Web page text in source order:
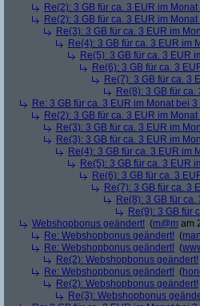
Re(2): 3 GB für ca. 3 EUR im Monat
Re(2): 3 GB für ca. 3 EUR im Monat
Re(3): 3 GB für ca. 3 EUR im
Re(4): 3 GB für ca. 3 EUR im
Re(5): 3 GB für ca. 3 EUR
Re(6): 3 GB für ca. 3
Re(7): 3 GB für ca. 3
Re(8): 3 GB für
Re: 3 GB für ca. 3 EUR im Monat bei 3
Re(2): 3 GB für ca. 3 EUR im Monat
Re(3): 3 GB für ca. 3 EUR im
Re(3): 3 GB für ca. 3 EUR im
Re(4): 3 GB für ca. 3 EUR im
Re(5): 3 GB für ca. 3 EUR
Re(6): 3 GB für ca. 3
Re(7): 3 GB für ca. 3
Re(8): 3 GB für
Re(9): 3 GB für
Webshopbonus geändert! (m@m am
Re: Webshopbonus geändert! (
Re: Webshopbonus geändert! (
Re(2): Webshopbonus geändert!
Re: Webshopbonus geändert! (
Re(2): Webshopbonus geändert!
Re(3): Webshopbonus